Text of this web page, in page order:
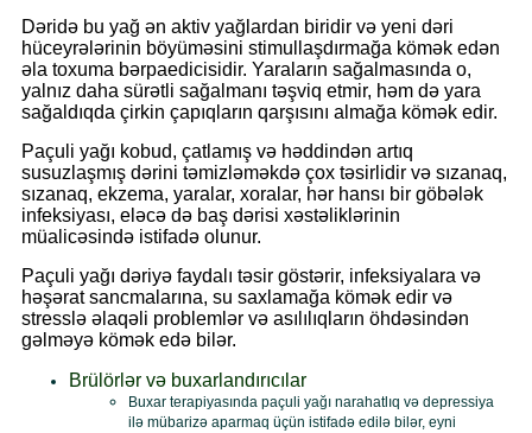
Dəridə bu yağ ən aktiv yağlardan biridir və yeni dəri
hüceyrələrinin böyüməsini stimullaşdırmağa kömək edən
əla toxuma bərpaedicisidir. Yaraların sağalmasında o,
yalnız daha sürətli sağalmanı təşviq etmir, həm də yara
sağaldıqda çirkin çapıqların qarşısını almağa kömək edir.
Paçuli yağı kobud, çatlamış və həddindən artıq
susuzlaşmış dərini təmizləməkdə çox təsirlidir və sızanaq,
sızanaq, ekzema, yaralar, xoralar, hər hansı bir göbələk
infeksiyası, eləcə də baş dərisi xəstəliklərinin
müalicəsində istifadə olunur.
Paçuli yağı dəriyə faydalı təsir göstərir, infeksiyalara və
həşərat sancmalarına, su saxlamağa kömək edir və
stresslə əlaqəli problemlər və asılılıqların öhdəsindən
gəlməyə kömək edə bilər.
Brülörlər və buxarlandırıcılar
Buxar terapiyasında paçuli yağı narahatlıq və depressiya
ilə mübarizə aparmaq üçün istifadə edilə bilər, eyni